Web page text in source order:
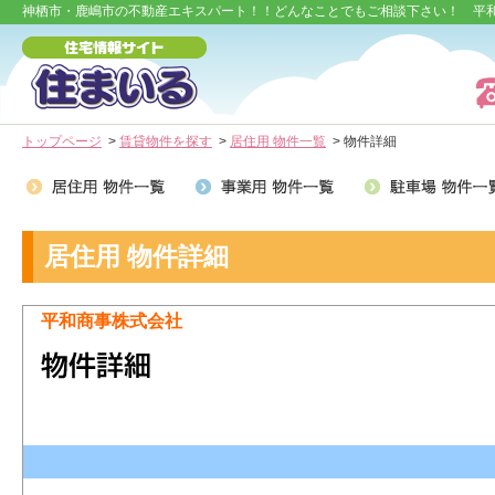
神栖市・鹿嶋市の不動産エキスパート！！どんなことでもご相談下さい！ 平
トップページ > 賃貸物件を探す > 居住用 物件一覧 > 物件詳細
居住用 物件詳細
平和商事株式会社